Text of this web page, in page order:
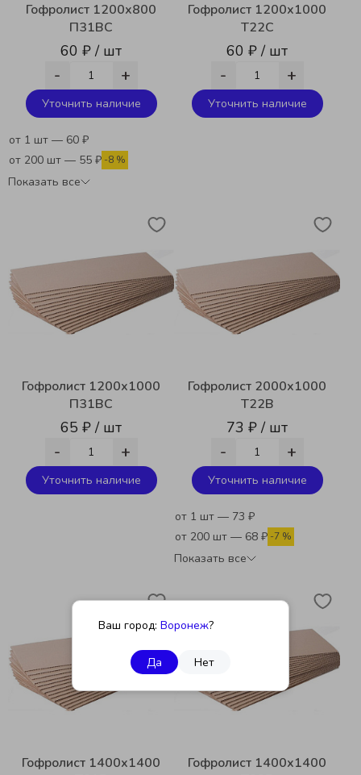
Ваш город: Воронеж?
Да Нет
Гофролист 1200х800
П31ВС
60 ₽ / шт
- +
Уточнить наличие
от 1 шт — 60 ₽
от 200 шт — 55 ₽ -8 %
Показать все
Гофролист 1200х1000
Т22С
60 ₽ / шт
- +
Уточнить наличие
Гофролист 1200х1000
П31ВС
65 ₽ / шт
- +
Уточнить наличие
Гофролист 2000х1000
Т22В
73 ₽ / шт
- +
Уточнить наличие
от 1 шт — 73 ₽
от 200 шт — 68 ₽ -7 %
Показать все
Гофролист 1400х1400
Гофролист 1400х1400